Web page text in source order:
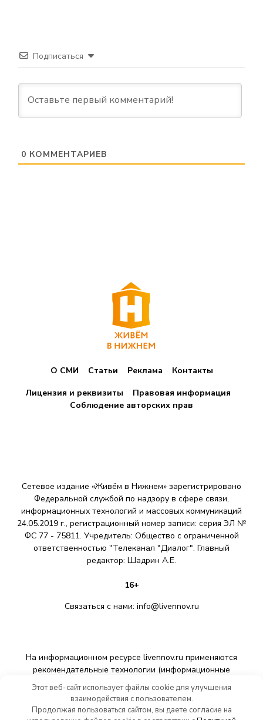
Подписаться
0 КОММЕНТАРИЕВ
О СМИ Статьи Реклама
Контакты
Лицензия и реквизиты
Правовая информация
Соблюдение авторских прав
Сетевое издание «Живём в Нижнем» зарегистрировано
Федеральной службой по надзору в сфере связи,
информационных технологий и массовых коммуникаций
24.05.2019 г., регистрационный номер записи: серия ЭЛ №
ФС 77 - 75811. Учредитель: Общество с ограниченной
ответственностью "Телеканал "Диалог". Главный
редактор: Шадрин A.E.
16+
Связаться с нами: info@livennov.ru
На информационном ресурсе livennov.ru применяются
рекомендательные технологии (информационные
технологии предоставления информации на основе сбора,
систематизации и анализа сведений, относящихся к
предпочтениям пользователей сети «Интернет»,
Этот веб-сайт использует файлы cookie для улучшения
взаимодействия с пользователем.
Продолжая пользоваться сайтом, вы даете согласие на